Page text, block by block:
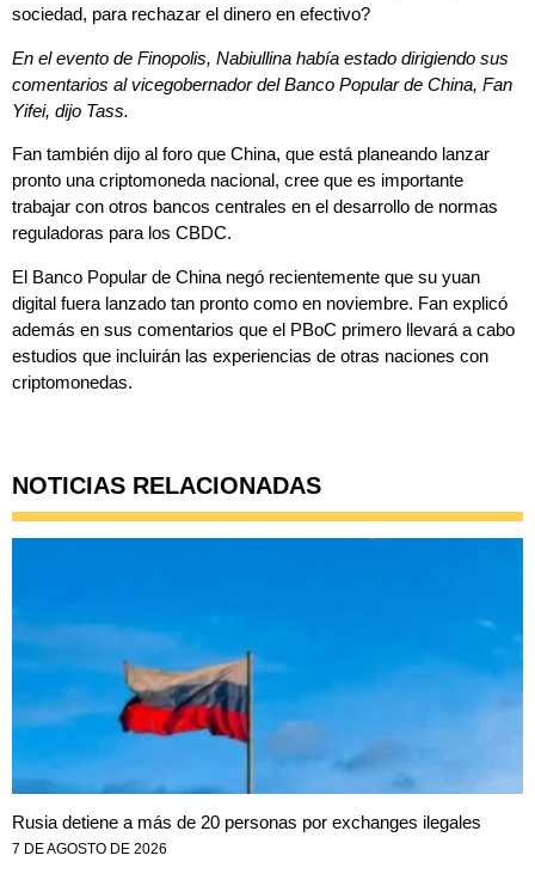
sociedad, para rechazar el dinero en efectivo?
En el evento de Finopolis, Nabiullina había estado dirigiendo sus
comentarios al vicegobernador del Banco Popular de China, Fan
Yifei, dijo Tass.
Fan también dijo al foro que China, que está planeando lanzar
pronto una criptomoneda nacional, cree que es importante
trabajar con otros bancos centrales en el desarrollo de normas
reguladoras para los CBDC.
El Banco Popular de China negó recientemente que su yuan
digital fuera lanzado tan pronto como en noviembre. Fan explicó
además en sus comentarios que el PBoC primero llevará a cabo
estudios que incluirán las experiencias de otras naciones con
criptomonedas.
NOTICIAS RELACIONADAS
Rusia detiene a más de 20 personas por exchanges ilegales
7 DE AGOSTO DE 2026